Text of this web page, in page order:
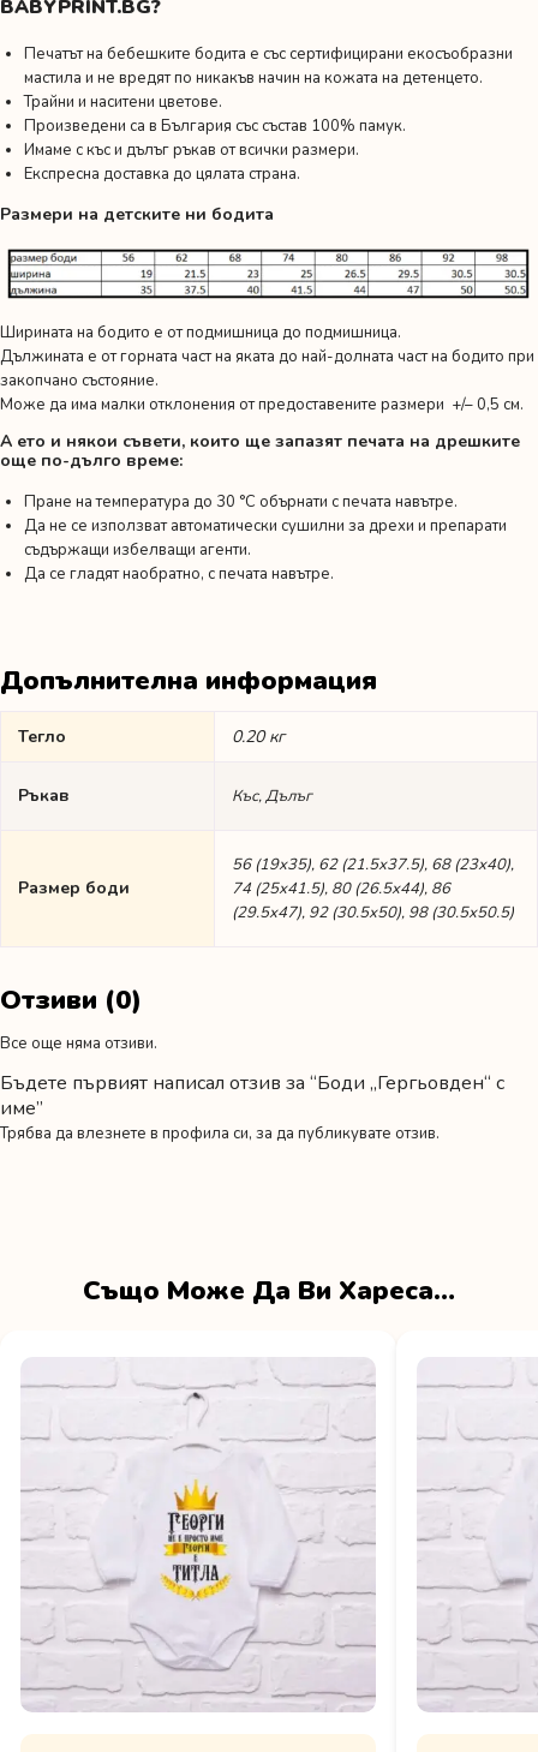
BABYPRINT.BG?
Печатът на бебешките бодита е със сертифицирани екосъобразни
мастила и не вредят по никакъв начин на кожата на детенцето.
Трайни и наситени цветове.
Произведени са в България със състав 100% памук.
Имаме с къс и дълъг ръкав от всички размери.
Експресна доставка до цялата страна.
Размери на детските ни бодита
Ширината на бодито е от подмишница до подмишница.
Дължината е от горната част на яката до най-долната част на бодито при
закопчано състояние.
Може да има малки отклонения от предоставените размери +/– 0,5 см.
А ето и някои съвети, които ще запазят печата на дрешките
още по-дълго време:
Пране на температура до 30 °C обърнати с печата навътре.
Да не се използват автоматически сушилни за дрехи и препарати
съдържащи избелващи агенти.
Да се гладят наобратно, с печата навътре.
Допълнителна информация
Тегло 0.20 кг
Ръкав Къс, Дълъг
Размер боди
56 (19х35), 62 (21.5х37.5), 68 (23х40),
74 (25х41.5), 80 (26.5х44), 86
(29.5х47), 92 (30.5х50), 98 (30.5х50.5)
Отзиви (0)
Все още няма отзиви.
Бъдете първият написал отзив за “Боди „Гергьовден“ с
име”
Трябва да влезнете в профила си, за да публикувате отзив.
Също Може Да Ви Хареса…